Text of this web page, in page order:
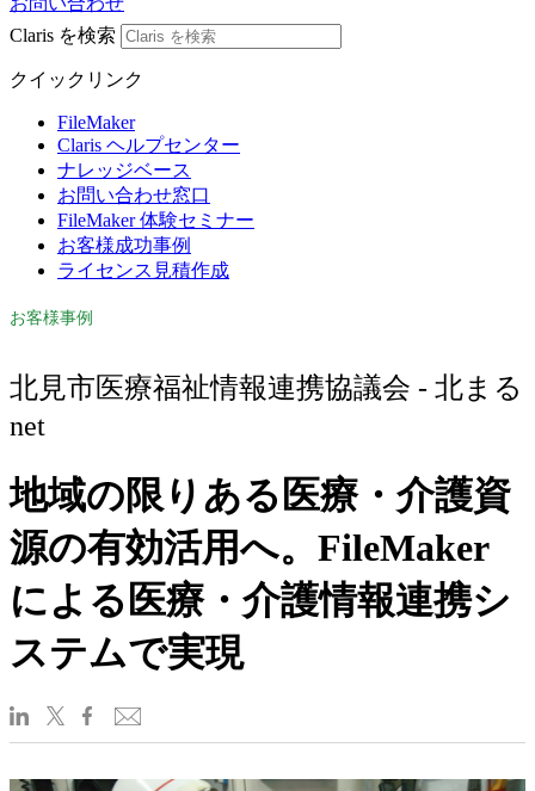
Claris を検索
クイックリンク
FileMaker
Claris ヘルプセンター
ナレッジベース
お問い合わせ窓口
FileMaker 体験セミナー
お客様成功事例
ライセンス見積作成
お客様事例
北見市医療福祉情報連携協議会 - 北まる
net
地域の限りある医療・介護資
源の有効活用へ。FileMaker
による医療・介護情報連携シ
ステムで実現